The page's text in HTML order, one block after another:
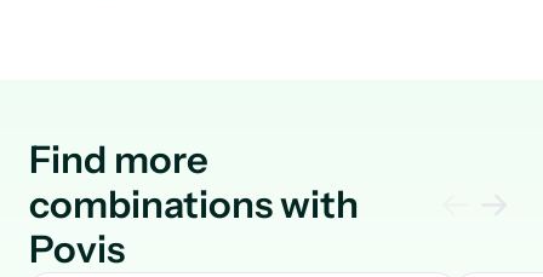
Find more
combinations with
Povis